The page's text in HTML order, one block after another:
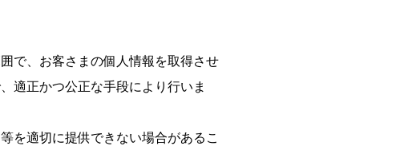
で、お客さまの個人情報を取得させ
適正かつ公正な手段により行いま
を適切に提供できない場合があるこ